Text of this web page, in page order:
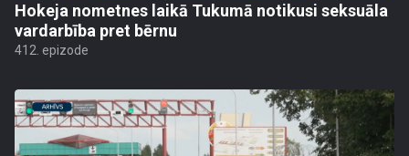
Hokeja nometnes laikā Tukumā notikusi seksuāla
vardarbība pret bērnu
412. epizode